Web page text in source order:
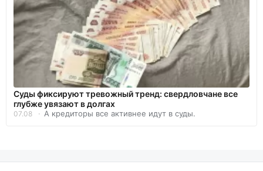
Суды фиксируют тревожный тренд: свердловчане все
глубже увязают в долгах
07.08 А кредиторы все активнее идут в суды.